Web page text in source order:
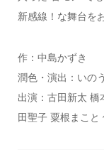
新感線！な舞台を
作：中島かずき
潤色・演出：いの
出演：古田新太
田聖子 粟根まこと